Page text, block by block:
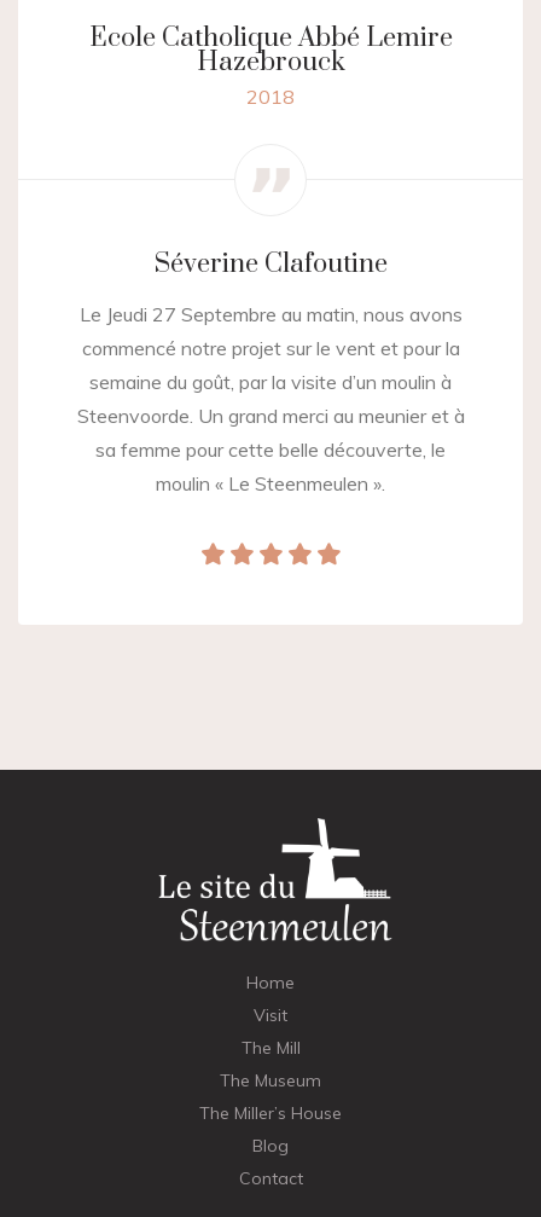
Ecole Catholique Abbé Lemire
Hazebrouck
2018
Séverine Clafoutine
Le Jeudi 27 Septembre au matin, nous avons
commencé notre projet sur le vent et pour la
semaine du goût, par la visite d’un moulin à
Steenvoorde. Un grand merci au meunier et à
sa femme pour cette belle découverte, le
moulin « Le Steenmeulen ».
Home
Visit
The Mill
The Museum
The Miller’s House
Blog
Contact